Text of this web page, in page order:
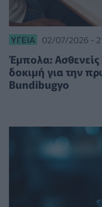
ΥΓΕΊΑ 02/07/2026 -
Έμπολα: Ασθενείς
δοκιμή για την
Bundibugyo